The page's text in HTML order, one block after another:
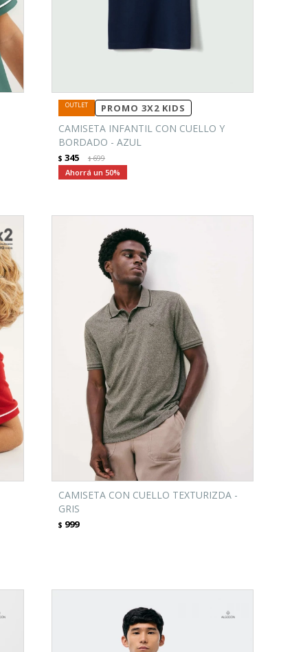
PROMO 3X2 KIDS
CAMISETA INFANTIL CON CUELLO Y
BORDADO - AZUL
$ 345 $699
50
CAMISETA CON CUELLO TEXTURIZDA -
GRIS
$ 999